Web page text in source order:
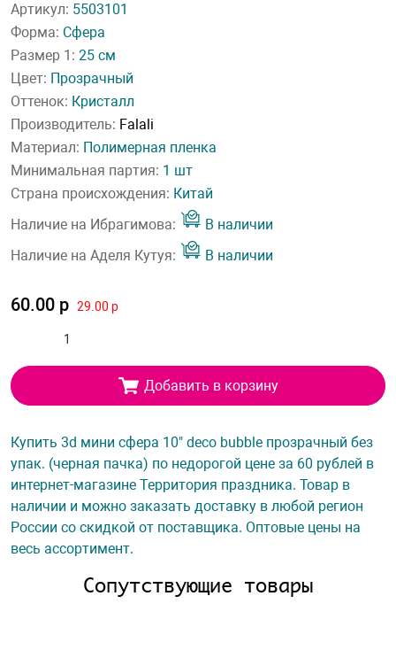
Артикул: 5503101
Форма: Сфера
Размер 1: 25 см
Цвет: Прозрачный
Оттенок: Кристалл
Производитель: Falali
Материал: Полимерная пленка
Минимальная партия: 1 шт
Страна происхождения: Китай
Наличие на Ибрагимова:
В наличии
Наличие на Аделя Кутуя:
В наличии
60.00 р 29.00 р
Добавить в корзину
Купить 3d мини сфера 10" deco bubble прозрачный без
упак. (черная пачка) по недорогой цене за 60 рублей в
интернет-магазине Территория праздника. Товар в
наличии и можно заказать доставку в любой регион
России со скидкой от поставщика. Оптовые цены на
весь ассортимент.
Сопутствующие товары